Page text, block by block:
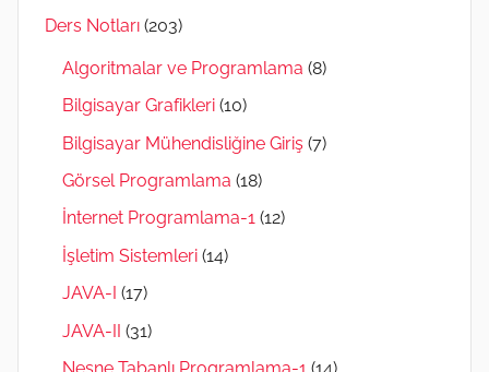
Ders Notları (203)
Algoritmalar ve Programlama (8)
Bilgisayar Grafikleri (10)
Bilgisayar Mühendisliğine Giriş (7)
Görsel Programlama (18)
İnternet Programlama-1 (12)
İşletim Sistemleri (14)
JAVA-I (17)
JAVA-II (31)